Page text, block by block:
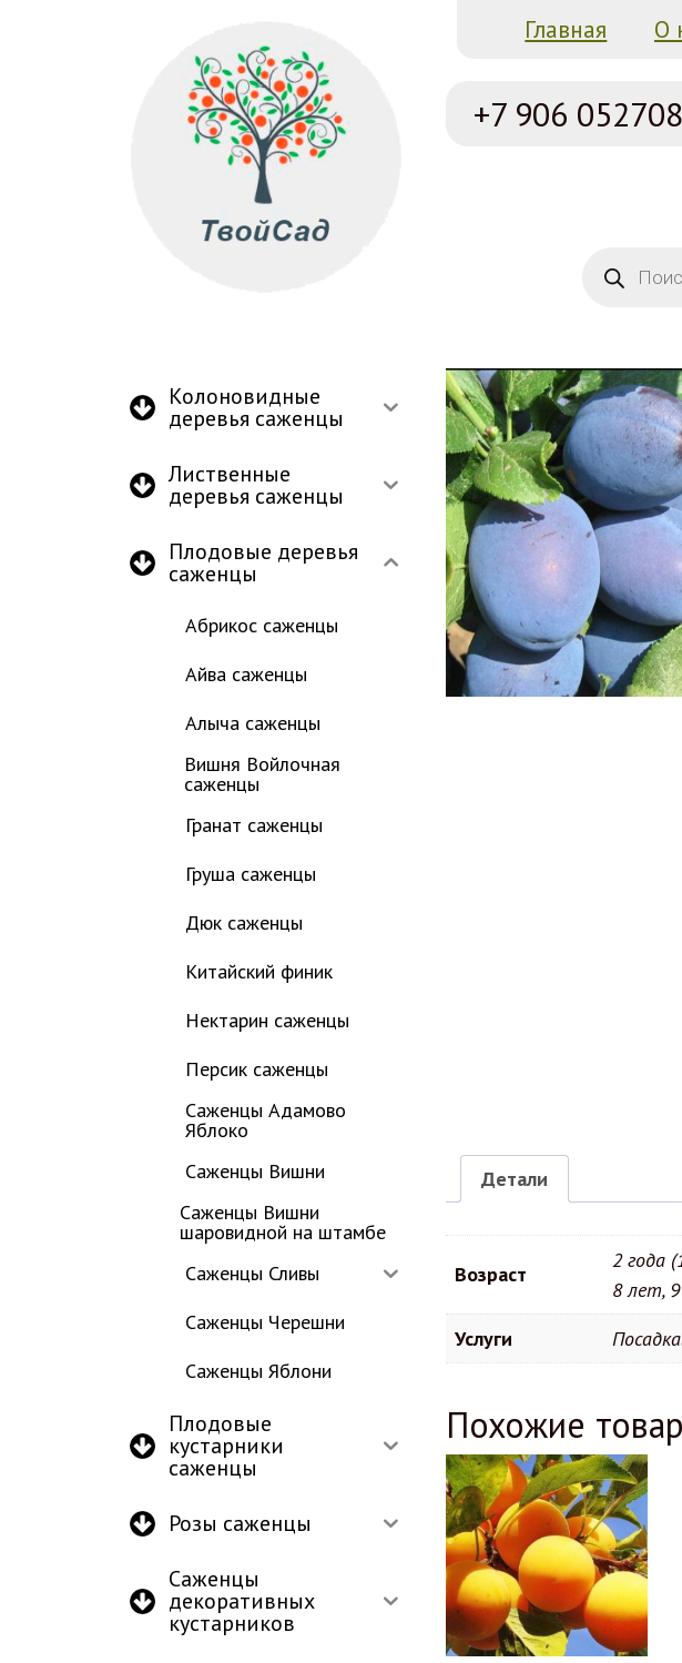
Главная О
+7 906
Колоновидные
деревья саженцы
Лиственные
деревья саженцы
Плодовые деревья
саженцы
Абрикос саженцы
Айва саженцы
Алыча саженцы
Вишня Войлочная
саженцы
Гранат саженцы
Груша саженцы
Дюк саженцы
Китайский финик
Нектарин саженцы
Персик саженцы
Саженцы Адамово
Яблоко
Саженцы Вишни
Саженцы Вишни
шаровидной на штамбе
Саженцы Сливы
Саженцы Черешни
Саженцы Яблони
Плодовые
кустарники
саженцы
Розы саженцы
Саженцы
декоративных
кустарников
Детали
Возраст
2 года
8 лет,
Услуги
Похожие